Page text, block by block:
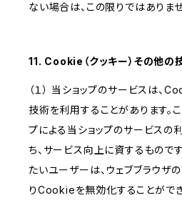
ない場合は、この限りではありませ
11. Cookie（クッキー）その他の
（１） 当ショップのサービスは、
技術を利用することがあります。
プによる当ショップのサービス
ち、サービス向上に資するもので
たいユーザーは、ウェブブラウザ
りCookieを無効化することがで